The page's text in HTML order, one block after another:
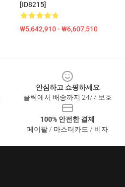
[ID8215]
₩5,642,910 - ₩6,607,510
안심하고 쇼핑하세요
클릭에서 배송까지 24/7 보호
100% 안전한 결제
페이팔 / 마스터카드 / 비자